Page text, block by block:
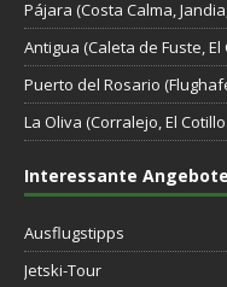
Pájara (Costa Calma,
Antigua (Caleta de Fuste,
Puerto del Rosario
La Oliva (Corralejo, El
Interessante Angebote
Ausflugstipps
Jetski-Tour